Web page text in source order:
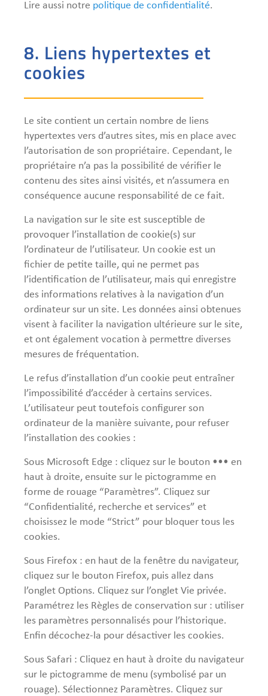
Lire aussi notre politique de confidentialité.
8. Liens hypertextes et
cookies
Le site contient un certain nombre de liens
hypertextes vers d’autres sites, mis en place avec
l’autorisation de son propriétaire. Cependant, le
propriétaire n’a pas la possibilité de vérifier le
contenu des sites ainsi visités, et n’assumera en
conséquence aucune responsabilité de ce fait.
La navigation sur le site est susceptible de
provoquer l’installation de cookie(s) sur
l’ordinateur de l’utilisateur. Un cookie est un
fichier de petite taille, qui ne permet pas
l’identification de l’utilisateur, mais qui enregistre
des informations relatives à la navigation d’un
ordinateur sur un site. Les données ainsi obtenues
visent à faciliter la navigation ultérieure sur le site,
et ont également vocation à permettre diverses
mesures de fréquentation.
Le refus d’installation d’un cookie peut entraîner
l’impossibilité d’accéder à certains services.
L’utilisateur peut toutefois configurer son
ordinateur de la manière suivante, pour refuser
l’installation des cookies :
Sous Microsoft Edge : cliquez sur le bouton ••• en
haut à droite, ensuite sur le pictogramme en
forme de rouage “Paramètres”. Cliquez sur
“Confidentialité, recherche et services” et
choisissez le mode “Strict” pour bloquer tous les
cookies.
Sous Firefox : en haut de la fenêtre du navigateur,
cliquez sur le bouton Firefox, puis allez dans
l’onglet Options. Cliquez sur l’onglet Vie privée.
Paramétrez les Règles de conservation sur : utiliser
les paramètres personnalisés pour l’historique.
Enfin décochez-la pour désactiver les cookies.
Sous Safari : Cliquez en haut à droite du navigateur
sur le pictogramme de menu (symbolisé par un
rouage). Sélectionnez Paramètres. Cliquez sur